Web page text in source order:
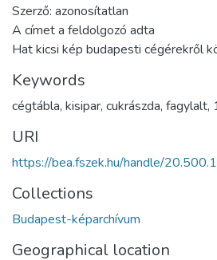
Szerző: azonosítatlan
A címet a feldolgozó adta
Hat kicsi kép budapesti cégérekről
Keywords
cégtábla, kisipar, cukrászda, fagylalt,
URI
https://bea.fszek.hu/handle/
Collections
Budapest-képarchívum
Geographical location